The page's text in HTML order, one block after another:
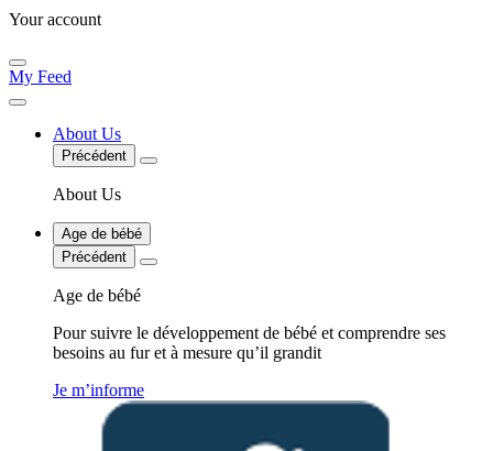
Your account
My Feed
About Us
Précédent
About Us
Age de bébé
Précédent
Age de bébé
Pour suivre le développement de bébé et comprendre ses
besoins au fur et à mesure qu’il grandit
Je m’informe